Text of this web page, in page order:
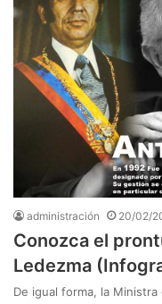
administración 20/02/
Conozca el
Ledezma
De igual forma, la